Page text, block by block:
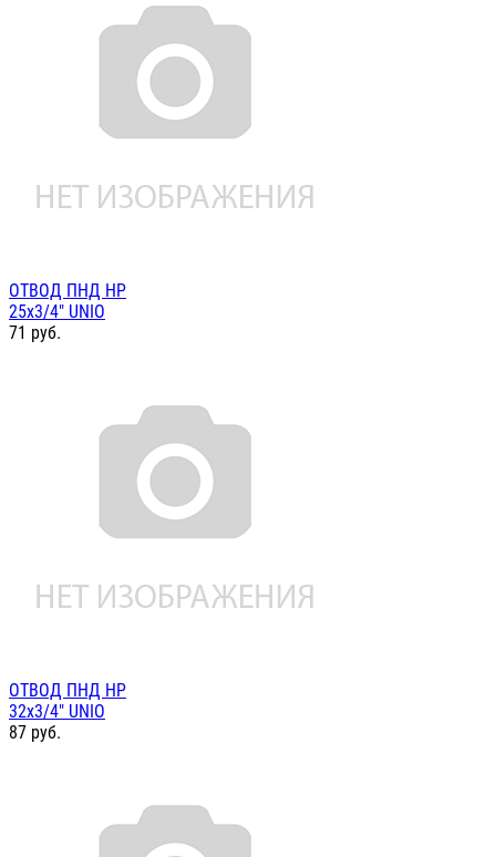
ОТВОД ПНД НР
25х3/4" UNIO
71 руб.
ОТВОД ПНД НР
32х3/4" UNIO
87 руб.